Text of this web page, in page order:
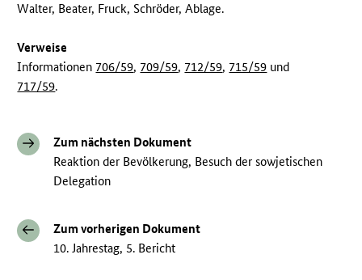
Walter, Beater, Fruck, Schröder, Ablage.
Verweise
Informationen 706/59, 709/59, 712/59, 715/59 und
717/59.
Zum nächsten Dokument
Reaktion der Bevölkerung, Besuch der sowjetischen
Delegation
Zum vorherigen Dokument
10. Jahrestag, 5. Bericht